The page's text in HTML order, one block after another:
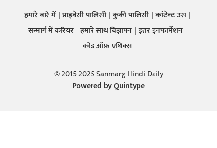
हमारे बारे में प्राइवेसी पालिसी कुकी पालिसी कांटेक्ट उस
सन्मार्ग में करियर हमारे साथ बिज्ञापन इतर इनफार्मेशन
कोड ऑफ़ एथिक्स
© 2015-2025 Sanmarg Hindi Daily
Powered byQuintype